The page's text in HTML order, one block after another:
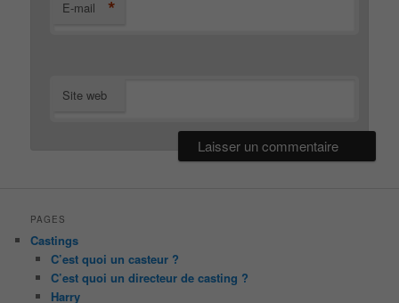
E-mail *
Site web
PAGES
Castings
C’est quoi un casteur ?
C’est quoi un directeur de casting ?
Harry